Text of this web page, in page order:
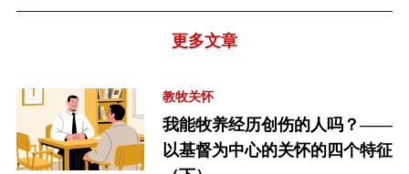
更多文章
教牧关怀
我能牧养经历创伤的人吗？——
以基督为中心的关怀的四个特征